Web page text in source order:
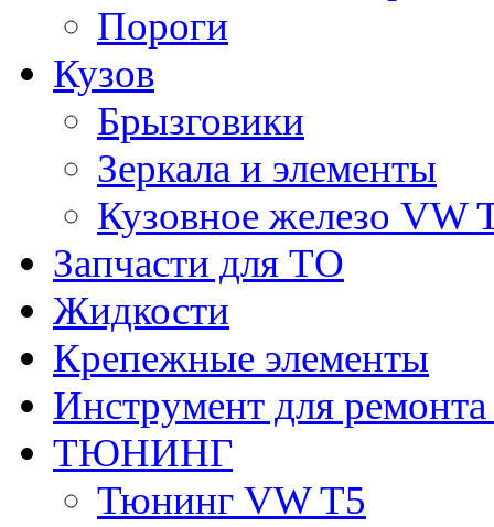
Пороги
Кузов
Брызговики
Зеркала и элементы
Кузовное железо VW
Запчасти для ТО
Жидкости
Крепежные элементы
Инструмент для
ТЮНИНГ
Тюнинг VW T5